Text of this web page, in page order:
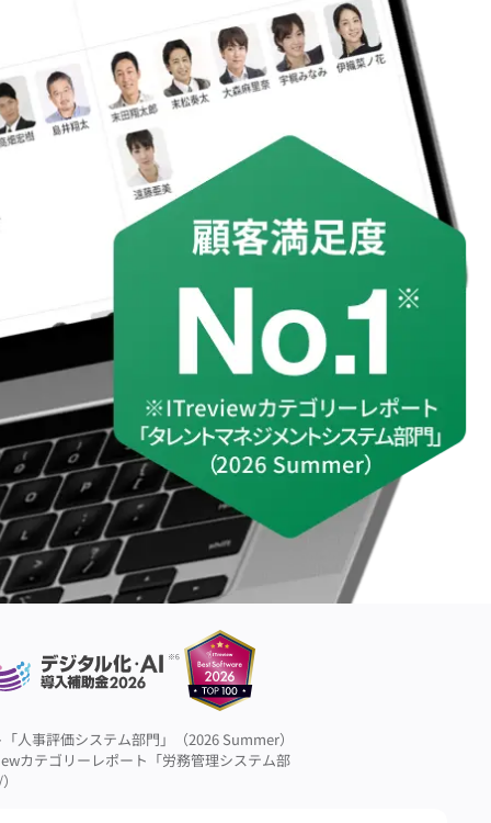
人事評価システム部門」（2026 Summer）
カテゴリーレポート「労務管理システム部